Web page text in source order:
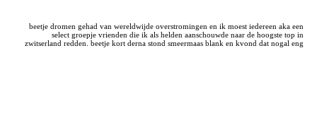
beetje dromen gehad van wereldwijde overstromingen en ik moest iedereen aka een
select groepje vrienden die ik als helden aanschouwde naar de hoogste top in
zwitserland redden. beetje kort derna stond smeermaas blank en kvond dat nogal eng